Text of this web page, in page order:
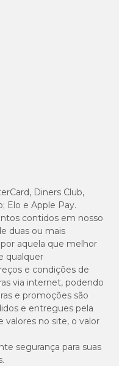
Diners Club,
Elo e Apple Pay.
contidos em nosso
duas ou mais
aquela que melhor
qualquer
e condições de
via internet, podendo
e promoções são
e entregues pela
valores no site, o valor
segurança para suas